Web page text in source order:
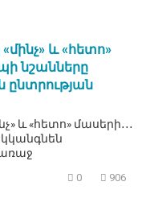
և «հետո»
նշանները
և «հետո» մասերի․․․
0 906